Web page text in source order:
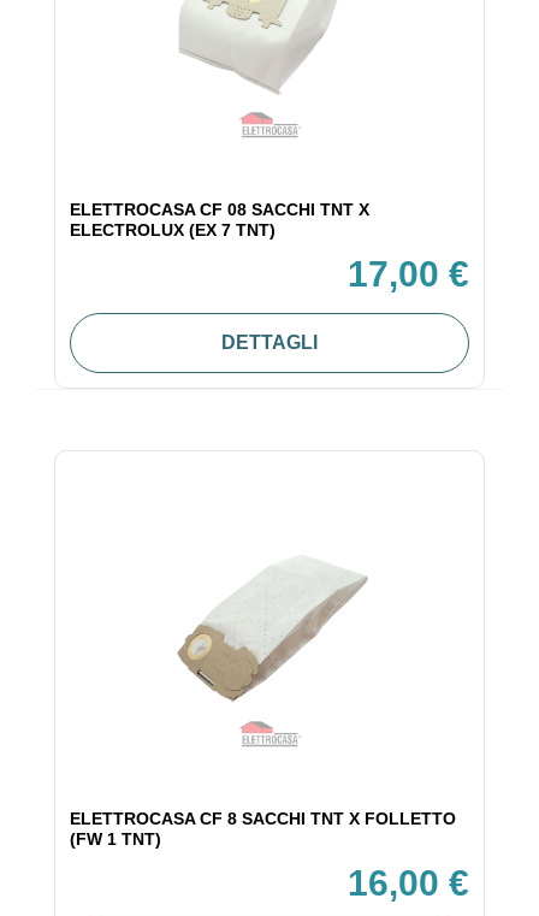
ELETTROCASA CF 08 SACCHI TNT X
ELECTROLUX (EX 7 TNT)
17,00 €
DETTAGLI
ELETTROCASA CF 8 SACCHI TNT X FOLLETTO
(FW 1 TNT)
16,00 €